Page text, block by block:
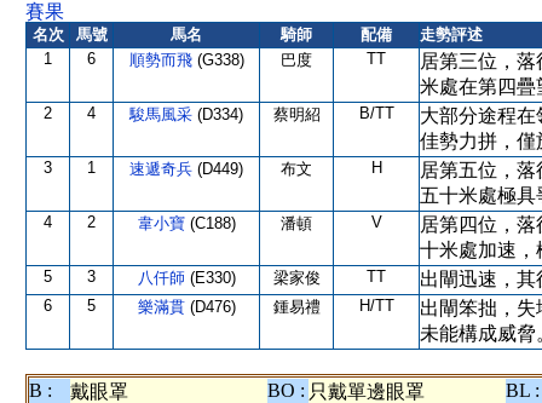
賽果
名次 馬號 馬名 騎師 配備
走勢評述
1
6 順勢而飛 (G338) 巴度 TT
居第三位，
米處在第四疊
2 4 駿馬風采 (D334) 蔡明紹 B/TT
大部分途程
佳勢力拼，僅
3 1 速遞奇兵 (D449) 布文 H
居第五位，
五十米處極
4 2 韋小寶 (C188) 潘頓 V
居第四位，
十米處加速，
5 3 八仟師 (E330) 梁家俊 TT 出閘迅速，
6 5 樂滿貫 (D476) 鍾易禮 H/TT
出閘笨拙，
未能構成威脅
B : 戴眼罩 BO : 只戴單邊眼罩
BL :